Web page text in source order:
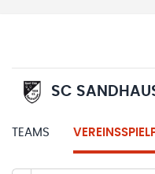
SC
TEAMS